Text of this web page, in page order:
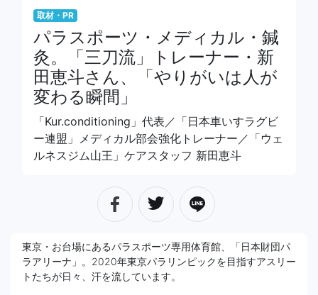
取材・PR
パラスポーツ・メディカル・鍼
灸。「三刀流」トレーナー・新
田恵斗さん、「やりがいは人が
変わる瞬間」
「Kur.conditioning」代表／「日本車いすラグビ
ー連盟」メディカル部会強化トレーナー／「ウェ
ルネスジム山王」ケアスタッフ 新田恵斗
東京・お台場にあるパラスポーツ専用体育館、「日本財団パ
ラアリーナ」。2020年東京パラリンピックを目指すアスリー
トたちが日々、汗を流しています。